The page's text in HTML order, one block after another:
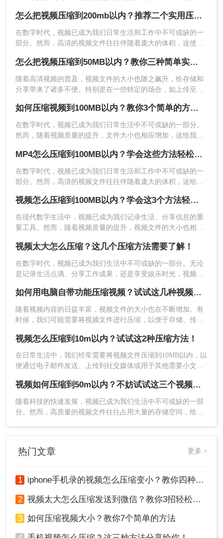
3、上传视频后还可以根据自己的需求选择输出格
式，调整视频宽度、文件大小、视频比特率、视频
帧率、音频比特率、音频采样率。设置完成后点击
开始压缩。
5、压缩完成，点击下载。
需要注意的是，压缩视频时可能会牺牲一定的视频
频质量要求，合理调整压缩参数和选项。同时，确
保在压缩前备份原始视频文件，以防万一。
好了，以上就是怎么把视频压缩到200mb以内的全
趣的友友们赶紧动手尝试看看吧，说不定自己试着
以下提供了四种方法，帮助您轻松实现视频压缩。
怎么把视频压缩到200mb以内？推荐二个实用压缩方法！
​在数字时代，视频已成为我们日常生活和工作中不可或缺的一
部分。然而，高清的视频文件往往伴随着庞大的体积，这使得
缩到200mb以内呢？。本文将介绍几种有效的视频压缩方法，
帮助你轻松实现这一目标。
怎么把视频压缩到50MB以内？教你三种简单实用好方法！
​随着高清视频的普及，视频文件的大小也随之飙升，给存储和
分享带来了诸多不便。特别是在一些特定的场合，如上传至某
那么怎么把视频压缩到50MB以内呢？接下来，我将为您介绍三
种简单而有效的视频压缩方法。
如何压缩视频到100MB以内？教你3个简单的方法！
在数字时代，视频已成为我们日常生活中不可或缺的一部分。
然而，随着视频质量的提升，文件大小也相应增加，这给我们
MP4怎么压缩到100MB以内？学会这些方法轻松压缩！
​在数字时代，视频已成为我们日常生活和工作中不可或缺的一
部分。然而，高清的视频文件往往伴随着庞大的体积，这给存
以内变得尤为重要。本文将介绍几种常用的视频压缩方法，帮
助你轻松实现这一目标。
视频怎么压缩到100MB以内？学会这3个方法轻松压缩！
​在现代数字生活中，视频已成为我们记录生活、分享信息的重
要工具。然而，随着视频质量的提升，视频文件的大小也相应
100MB以内，我们可以采用多种方法，包括使用视频编辑软
件、压缩软件以及在线工具等。那么视频怎么压缩到100MB以
内呢？以下是一些具体的方法和步骤：
视频太大怎么压缩？这几个压缩方法需要了解！
在数字时代，视频已成为我们生活中不可或缺的一部分。无论
是记录生活点滴、分享工作成果，还是享受娱乐时光，视频都
视频文件的大小也随之增大，这给存储、传输和分享带来了诸
多不便。因此，掌握视频压缩技术变得尤为重要。那么视频太
大怎么压缩呢？本文将详细介绍几种常见的视频压缩方法，帮
助您轻松解决视频文件过大的问题。
如何用电脑自带功能压缩视频？试试这几种视频压缩方法！
随着视频内容的日益丰富，视频文件的大小也在不断增加。有
时候，我们可能需要将视频文件进行压缩，以便于存储、传输
决存储空间不足的问题。
视频怎么压缩到10m以内？试试这2种压缩方法！
在日常生活中，我们经常需要将视频文件压缩到10MB以内，以
便通过电子邮件发送、上传到社交媒体或用于其他需要小文件
用的视频压缩方法，帮助您轻松实现这一目标。
视频如何压缩到50m以内？不妨试试这三个视频压缩方法！
随着科技的快速发展，视频已成为我们生活中不可或缺的一部
分。然而，高质量的视频文件往往占用大量的存储空间，给传
热门文章 更多 >
1 iphone手机录的视频怎么压缩变小？教你四种压缩方法！
2 视频太大怎么压缩发送到微信？教你3招轻松搞定！
3 如何压缩视频大小？教你7个简单的方法